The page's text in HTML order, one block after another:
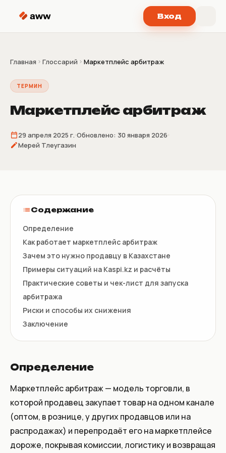
Вход
Главная Глоссарий Маркетплейс арбитраж
ТЕРМИН
Маркетплейс арбитраж
29 апреля 2025 г. Обновлено: 30 января 2026
Мерей Тлеугазин
Содержание
Определение
Как работает маркетплейс арбитраж
Зачем это нужно продавцу в Казахстане
Примеры ситуаций на Kaspi.kz и расчёты
Практические советы и чек-лист для запуска
арбитража
Риски и способы их снижения
Заключение
Определение
Маркетплейс арбитраж — модель торговли, в
которой продавец закупает товар на одном канале
(оптом, в рознице, у других продавцов или на
распродажах) и перепродаёт его на маркетплейсе
дороже, покрывая комиссии, логистику и возвращая